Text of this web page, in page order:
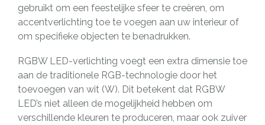
gebruikt om een feestelijke sfeer te creëren, om
accentverlichting toe te voegen aan uw interieur of
om specifieke objecten te benadrukken.
RGBW LED-verlichting voegt een extra dimensie toe
aan de traditionele RGB-technologie door het
toevoegen van wit (W). Dit betekent dat RGBW
LED’s niet alleen de mogelijkheid hebben om
verschillende kleuren te produceren, maar ook zuiver